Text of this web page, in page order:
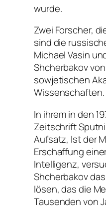
wurde.
Zwei Forscher,
sind die
Michael Vasin
Shcherbakov
sowjetischen
Wissenschaften.
In ihrem in den
Zeitschrift
Aufsatz, Ist der
Erschaffung
Intelligenz,
Shcherbakov
lösen, das die
Tausenden von